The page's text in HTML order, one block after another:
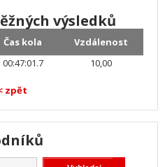
výsledků
Čas kola
Vzdálenost
00:47:01.7 10,00
zpět